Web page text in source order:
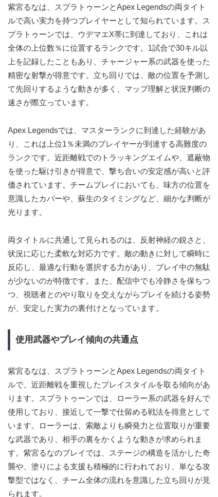
紫宮るなは、スプラトゥーンとApex Legendsの両タイト
ルで高い実力を持つプレイヤーとして知られています。ス
プラトゥーンでは、ウデマエX帯に到達しており、これは
全体の上位数％に位置するランクです。1試合で30キル以
上を記録したこともあり、チャージャー系の武器を使った
精密な射撃が得意です。立ち回りでは、敵の位置を予測し
て先回りするような動きが多く、マップ理解と状況判断の
速さが際立っています。
Apex Legendsでは、マスターランクに到達した経験があ
り、これは上位1％未満のプレイヤーが到達する高難度の
ランクです。近距離戦でのトラッキングエイムや、遮蔽物
を使った駆け引きが得意で、撃ち合いの安定感が高いと評
価されています。チームプレイにおいても、味方の位置を
意識したカバーや、蘇生のタイミングなど、細かな判断が
光ります。
両タイトルに共通して見られるのは、反射神経の鋭さと、
状況に応じた柔軟な対応力です。敵の動きに対して瞬時に
反応し、最適な行動を選択する力があり、プレイ中の無駄
が少ないのが特徴です。また、配信中でも冷静さを保ちつ
つ、視聴者とのやり取りを交えながらプレイを続ける姿勢
が、安定した実力の裏付けとなっています。
使用武器やプレイ傾向の共通点
紫宮るなは、スプラトゥーンとApex Legendsの両タイト
ルで、近距離戦を重視したプレイスタイルを取る傾向があ
ります。スプラトゥーンでは、ローラー系の武器を好んで
使用しており、接近して一撃で仕留める戦法を得意として
います。ローラーは、索敵よりも瞬発力と位置取りが重要
な武器であり、相手の裏をかくような動きが求められま
す。紫宮るなのプレイでは、ステージの構造を活かした奇
襲や、塗りによる支援も積極的に行われており、単なる攻
撃型ではなく、チーム全体の流れを意識した立ち回りが見
られます。